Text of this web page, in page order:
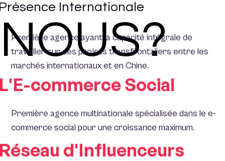
NOUS?
Internationale
Première agence ayant la capacité intégrale de
travailler sur des projets transfrontaliers entre les
marchés internationaux et en Chine.
commerce Social
Première agence multinationale spécialisée dans le e-
commerce social pour une croissance maximum.
d'Influenceurs